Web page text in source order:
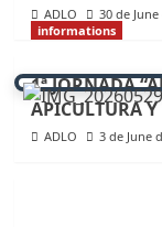
ADLO 30 de
informations
1ª JORNADA
APICULTURA Y
ADLO 3 de June